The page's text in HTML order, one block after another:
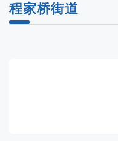
程家桥街道